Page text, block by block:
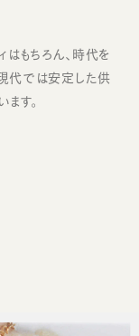
もちろん、時代を
代では安定した供
す。